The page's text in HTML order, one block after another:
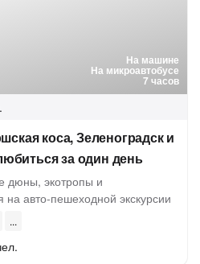
На машине
На микроавтобусе
7 часов
коса, Зеленоградск и
за один день
дюны, экотропы и
на авто-пешеходной экскурсии